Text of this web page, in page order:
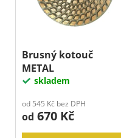
Brusný kotouč
METAL
skladem
od 545 Kč bez DPH
od 670 Kč
Hledat